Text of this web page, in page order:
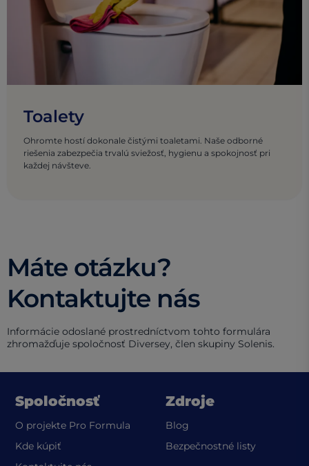
Toalety
Ohromte hostí dokonale čistými toaletami. Naše odborné
riešenia zabezpečia trvalú sviežosť, hygienu a spokojnosť pri
každej návšteve.
Máte otázku?
Kontaktujte nás
Informácie odoslané prostredníctvom tohto formulára
zhromažďuje spoločnosť Diversey, člen skupiny Solenis.
Spoločnosť
O projekte Pro Formula
Kde kúpiť
Zdroje
Blog
Bezpečnostné listy